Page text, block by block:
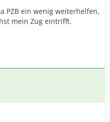
PZB ein wenig weiterhelfen,
mein Zug eintrifft.